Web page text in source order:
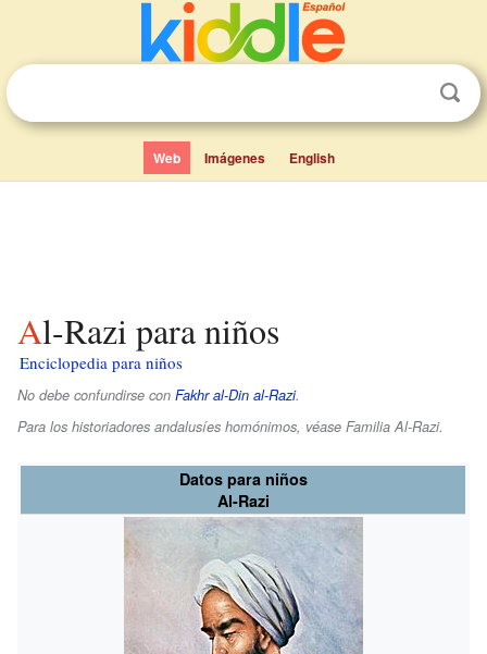
Web Imágenes English
Al-Razi para niños
Enciclopedia para niños
No debe confundirse con Fakhr al-Din al-Razi.
Para los historiadores andalusíes homónimos, véase Familia Al-Razi.
Datos para niños
Al-Razi